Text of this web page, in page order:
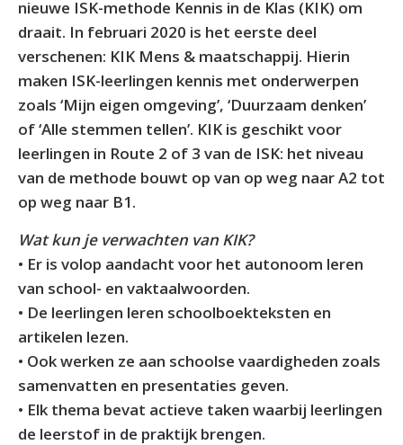
nieuwe ISK-methode Kennis in de Klas (KIK) om
draait. In februari 2020 is het eerste deel
verschenen: KIK Mens & maatschappij. Hierin
maken ISK-leerlingen kennis met onderwerpen
zoals ‘Mijn eigen omgeving’, ‘Duurzaam denken’
of ‘Alle stemmen tellen’. KIK is geschikt voor
leerlingen in Route 2 of 3 van de ISK: het niveau
van de methode bouwt op van op weg naar A2 tot
op weg naar B1.
Wat kun je verwachten van KIK?
• Er is volop aandacht voor het autonoom leren
van school- en vaktaalwoorden.
• De leerlingen leren schoolboekteksten en
artikelen lezen.
• Ook werken ze aan schoolse vaardigheden zoals
samenvatten en presentaties geven.
• Elk thema bevat actieve taken waarbij leerlingen
de leerstof in de praktijk brengen.